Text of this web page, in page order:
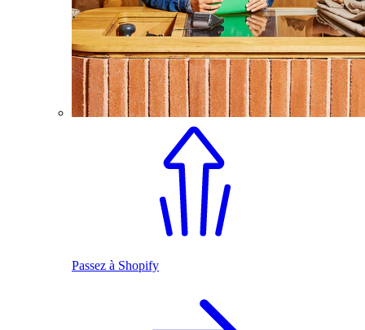
Passez à Shopify